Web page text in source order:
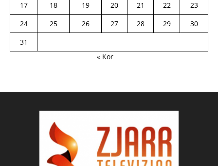
17
18 19 20 21 22
23
24
25 26 27 28 29
30
31
« Kor